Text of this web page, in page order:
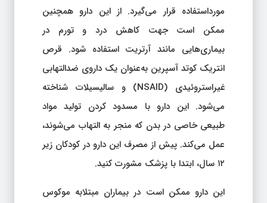
مورداستفاده قرار می‌گیرد. از این دارو همچنین
ممکن است جهت کاهش درد و تورم در
بیماری‌هایی مانند آرتریت استفاده شود. قرص
انتریک کوتد آسپرین به‌عنوان یک داروی ضدالتهابی
غیراستروئیدی (NSAID) و سالیسیلات شناخته
می‌شود. این دارو با مسدود کردن تولید مواد
طبیعی خاصی در بدن که منجر به التهاب می‌شوند،
عمل می‌کند. پیش از مصرف این دارو در کودکان زیر
۱۲ سال، ابتدا با پزشک مشورت کنید.
این دارو ممکن است در بیماران مبتلابه موکوس